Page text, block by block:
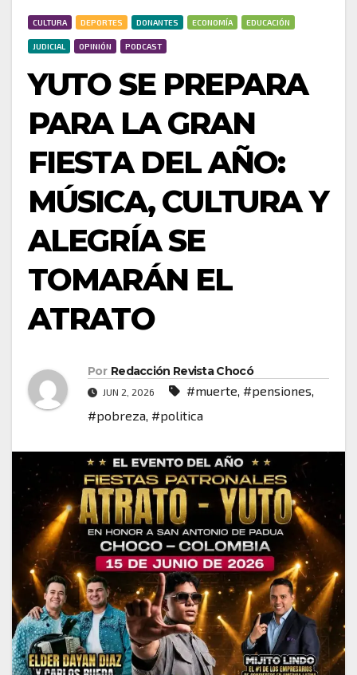
CULTURA DEPORTES DONANTES ECONOMÍA EDUCACIÓN
JUDICIAL OPINIÓN PODCAST
YUTO SE PREPARA
PARA LA GRAN
FIESTA DEL AÑO:
MÚSICA, CULTURA Y
ALEGRÍA SE
TOMARÁN EL
ATRATO
Por Redacción Revista Chocó
JUN 2, 2026 #muerte, #pensiones,
#pobreza, #politica